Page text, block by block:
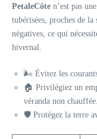
PetaleCôte n’est pas
tubérisées, proches de
négatives, ce qui
hivernal.
🌬️ Évitez les
🏠 Privilégiez un
véranda non chauffée.
🛡️ Protégez la terre